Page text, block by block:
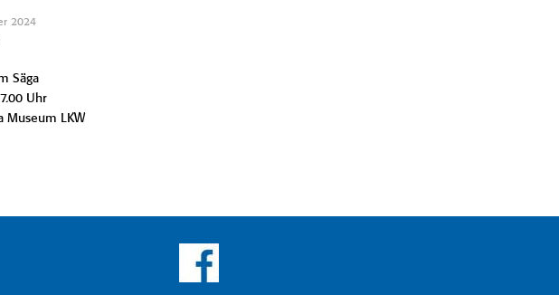
2024
Säga
Uhr
Museum LKW